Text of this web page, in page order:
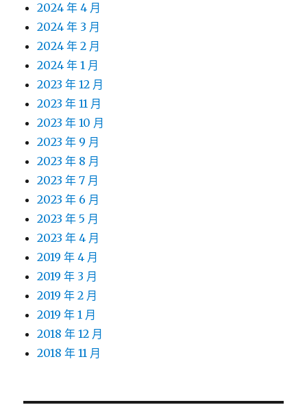
2024 年 4 月
2024 年 3 月
2024 年 2 月
2024 年 1 月
2023 年 12 月
2023 年 11 月
2023 年 10 月
2023 年 9 月
2023 年 8 月
2023 年 7 月
2023 年 6 月
2023 年 5 月
2023 年 4 月
2019 年 4 月
2019 年 3 月
2019 年 2 月
2019 年 1 月
2018 年 12 月
2018 年 11 月